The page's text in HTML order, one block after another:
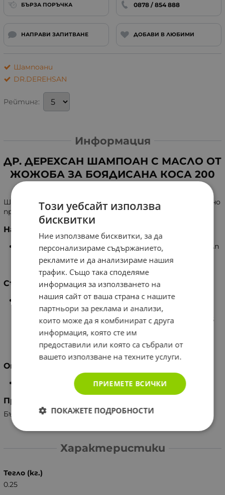
БЪРЗА ПОРЪЧКА 0878 / 854 888
НАПРАВИ ЗАПИТВАНЕ ДОБАВИ В ЛЮБИМИ
Шампоани
DR.DEREHSAN
Рейтинг:
Информация
ДР. ДЕРЕХСАН ШАМПОАН С МАСЛО ОТ
ЖОЖОБА ЗА БОЯДИСАНА КОСА 200
Шампоанът възстановява косата, като същевременно
предпазва и запазва цвета на боядисаната коса.
Начин на употреба
Нежно масажирайте шампоана в мокра коса и скалп
и изплакнете обилно. Повторете при
необходимост.
Състав
AQUA, JOJOBA OIL, COCOS NUCIFERA SEED OIL,
APRICOT OIL, RICINUS COMMUNIS SEED OIL, PERSEA
GRATISSIMA (AVOCADO) OIL, SAPONARIA OFFICINALIS
EXTRACT, CITRIC ACID, LIMONENE, GRAPEFRUIT SEED
EXTRACT, ROSMARINUS OFFICINALIS LEAF EXTRACT,
FRAGRANCE.
Опаковка
Производител
България, Масе Продакшън ООД
Характеристики
Тегло (кг.)
0.25
Този уебсайт използва
бисквитки
Ние използваме бисквитки, за да
персонализираме съдържанието,
рекламите и да анализираме нашия
трафик. Също така споделяме
информация за използването на
нашия сайт от ваша страна с нашите
партньори за реклама и анализи,
които може да я комбинират с друга
информация, която сте им
предоставили или която са събрали от
вашето използване на техните услуги.
ПРИЕМЕТЕ ВСИЧКИ
ПОКАЖЕТЕ ПОДРОБНОСТИ